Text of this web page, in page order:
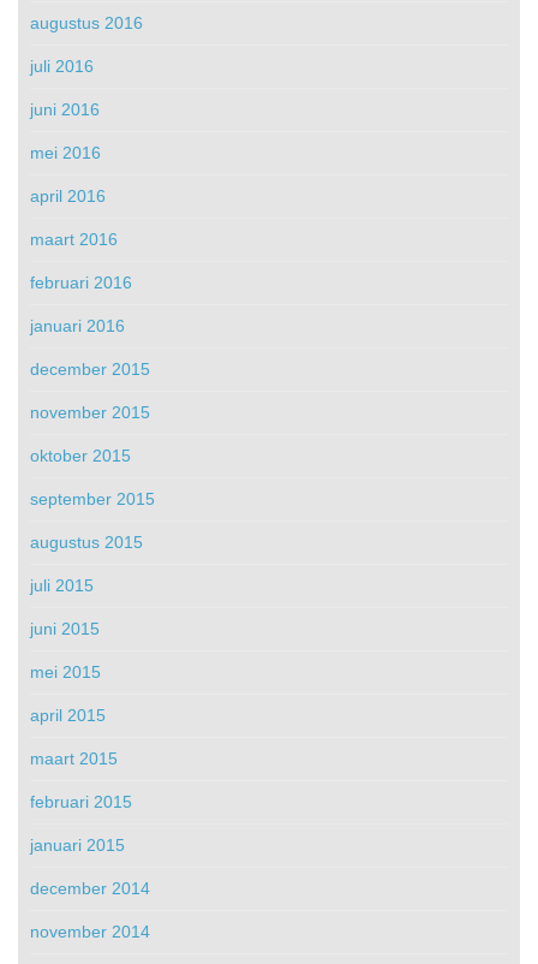
augustus 2016
juli 2016
juni 2016
mei 2016
april 2016
maart 2016
februari 2016
januari 2016
december 2015
november 2015
oktober 2015
september 2015
augustus 2015
juli 2015
juni 2015
mei 2015
april 2015
maart 2015
februari 2015
januari 2015
december 2014
november 2014